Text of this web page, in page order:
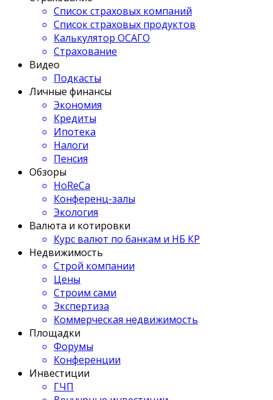
Список страховых компаний
Список страховых продуктов
Калькулятор ОСАГО
Страхование
Видео
Подкасты
Личные финансы
Экономия
Кредиты
Ипотека
Налоги
Пенсия
Обзоры
HoReCa
Конференц-залы
Экология
Валюта и котировки
Курс валют по банкам и НБ КР
Недвижимость
Строй компании
Цены
Строим сами
Экспертиза
Коммерческая недвижимость
Площадки
Форумы
Конференции
Инвестиции
ГЧП